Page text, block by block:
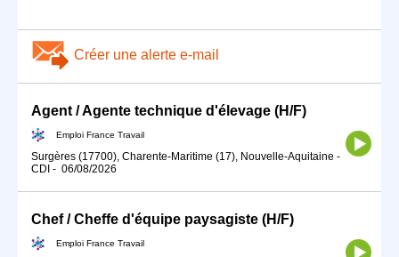
Créer une alerte e-mail
Agent / Agente technique d'élevage (H/F)
Emploi France Travail
Surgères (17700), Charente-Maritime (17), Nouvelle-Aquitaine -
CDI - 06/08/2026
Chef / Cheffe d'équipe paysagiste (H/F)
Emploi France Travail